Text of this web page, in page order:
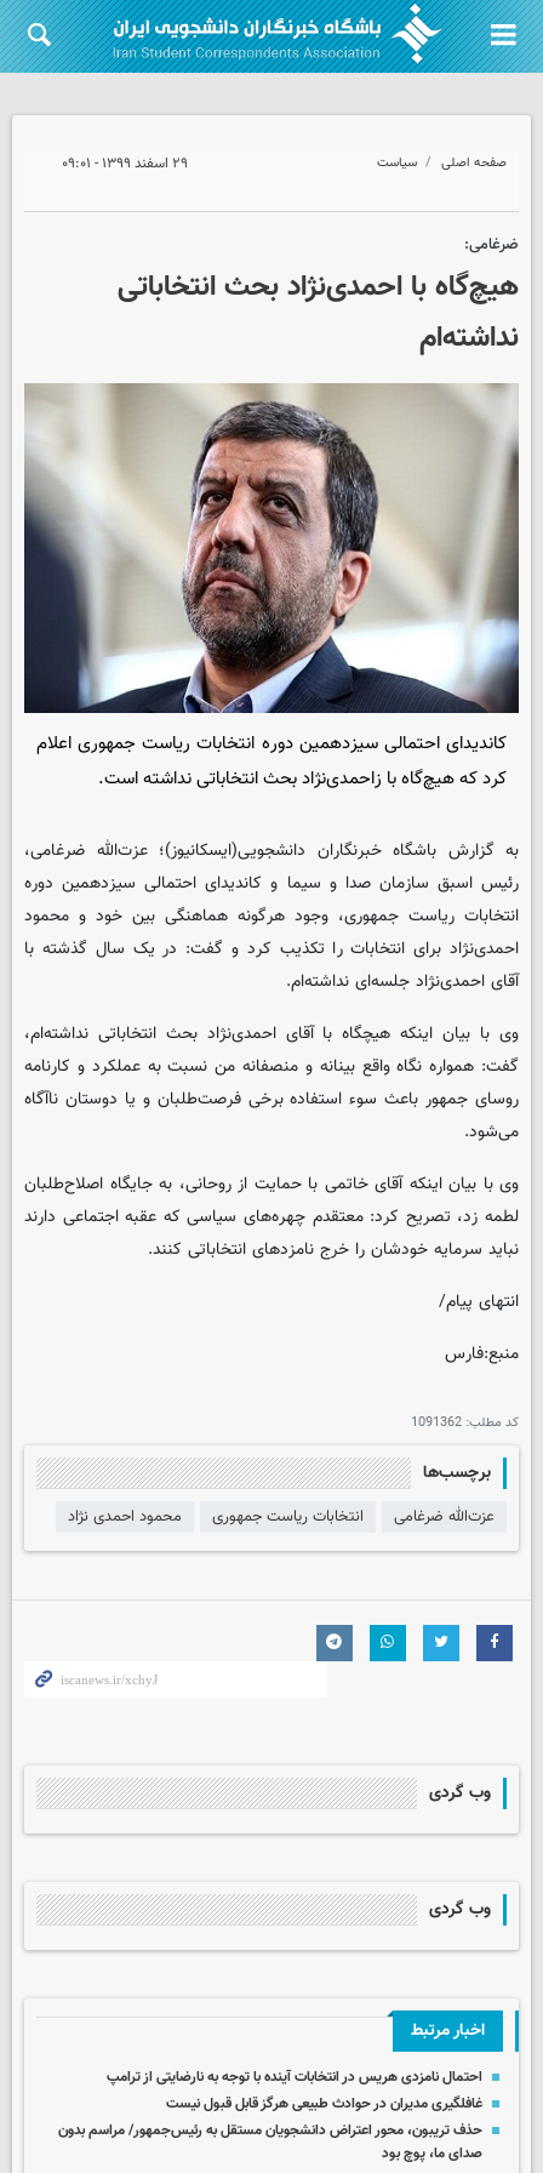
صفحه اصلی سیاست ۲۹ اسفند ۱۳۹۹ - ۰۹:۰۱
ضرغامی:
هیچ‌گاه با احمدی‌نژاد بحث انتخاباتی
نداشته‌ام
کاندیدای احتمالی سیزدهمین دوره انتخابات ریاست جمهوری اعلام
کرد که هیچ‌گاه با زاحمدی‌نژاد بحث انتخاباتی نداشته‌ است.
به گزارش باشگاه خبرنگاران دانشجویی(ایسکانیوز)؛ عزت‌الله ضرغامی،
رئیس اسبق سازمان صدا و سیما و کاندیدای احتمالی سیزدهمین دوره
انتخابات ریاست جمهوری، وجود هرگونه هماهنگی بین خود و محمود
احمدی‌نژاد برای انتخابات را تکذیب کرد و گفت: در یک سال گذشته با
آقای احمدی‌نژاد جلسه‌ای نداشته‌ام.
وی با بیان اینکه هیچگاه با آقای احمدی‌نژاد بحث انتخاباتی نداشته‌ام،
گفت: همواره نگاه واقع بینانه و منصفانه من نسبت به عملکرد و کارنامه
روسای جمهور باعث سوء استفاده برخی فرصت‌طلبان و یا دوستان ناآگاه
می‌شود.
وی با بیان اینکه آقای خاتمی با حمایت از روحانی، به جایگاه اصلاح‌طلبان
لطمه زد، تصریح کرد: معتقدم چهره‌های سیاسی که عقبه اجتماعی دارند
نباید سرمایه خودشان را خرج نامزدهای انتخاباتی کنند.
انتهای پیام/
منبع:فارس
کد مطلب: 1091362
برچسب‌ها
عزت‌الله ضرغامی انتخابات ریاست جمهوری محمود احمدی نژاد
وب گردی
وب گردی
اخبار مرتبط
احتمال نامزدی هریس در انتخابات آینده با توجه به نارضایتی از ترامپ
غافلگیری مدیران در حوادث طبیعی هرگز قابل قبول نیست
حذف تریبون، محور اعتراض دانشجویان مستقل به رئیس‌جمهور/ مراسم بدون
صدای ما، پوچ بود